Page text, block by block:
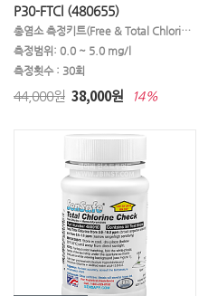
P30-FTCl (480655)
총염소 측정키트(Free & Total Chlorine)
측정범위: 0.0 ~ 5.0 mg/l
측정횟수 : 30회
44,000원 38,000원 14%